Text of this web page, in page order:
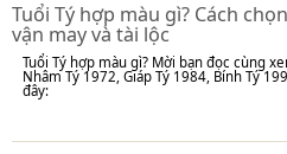
Tuổi Tý hợp màu gì? Cách
vận may và tài lộc
Tuổi Tý hợp màu gì? Mời bạn đọc cùng
Nhâm Tý 1972, Giáp Tý 1984, Bính Tý
đây: